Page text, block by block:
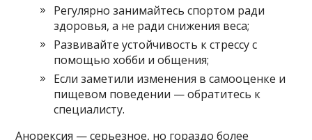
Регулярно занимайтесь спортом ради
здоровья, а не ради снижения веса;
Развивайте устойчивость к стрессу с
помощью хобби и общения;
Если заметили изменения в самооценке и
пищевом поведении — обратитесь к
специалисту.
Анорексия — серьезное, но гораздо более